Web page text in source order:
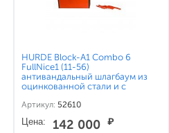
HURDE Block-A1 Combo 6
FullNice1 (11-56)
антивандальный шлагбаум из
оцинкованной стали и с
электромеханическим
приводом для перекрытия
проезда до 5 метров
Артикул: 52610
Цена: 142 000 ₽